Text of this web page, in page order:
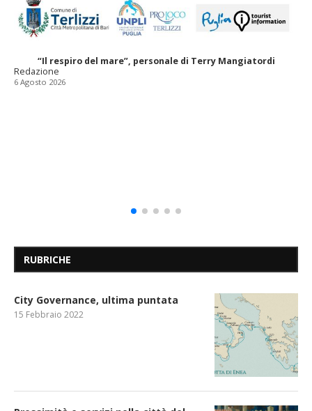
“Il respiro del mare”, personale di Terry Mangiatordi
Redazione
6 Agosto 2026
RUBRICHE
City Governance, ultima puntata
15 Febbraio 2022